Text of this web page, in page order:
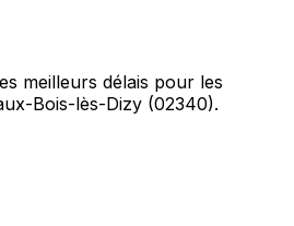
meilleurs délais pour les
Bois-lès-Dizy (02340).